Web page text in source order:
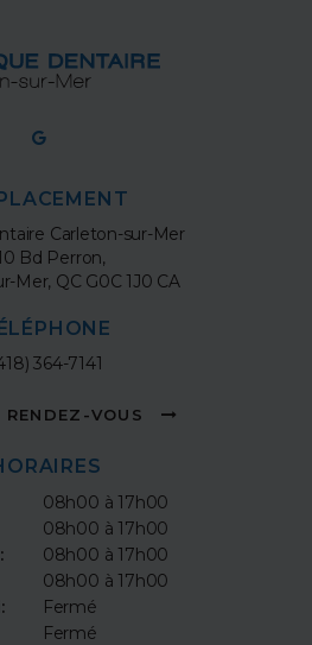
Carleton-sur-Mer
Bd Perron
Mer QC G0C 1J0 CA
364-7141
RENDEZ-VOUS
08h00 à 17h00
08h00 à 17h00
08h00 à 17h00
08h00 à 17h00
Fermé
Fermé